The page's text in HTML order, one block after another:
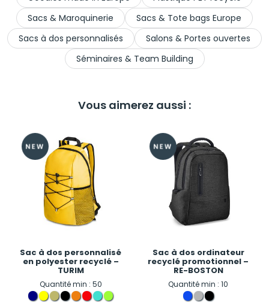
Sacs & Maroquinerie
Sacs & Tote bags Europe
Sacs à dos personnalisés
Salons & Portes ouvertes
Séminaires & Team Building
Vous aimerez aussi :
Sac à dos personnalisé
en polyester recyclé –
TURIM
Quantité min : 50
Sac à dos ordinateur
recyclé promotionnel –
RE-BOSTON
Quantité min : 10